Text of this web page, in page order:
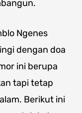
Ngenes
dengan doa
ini berupa
tapi tetap
Berikut ini